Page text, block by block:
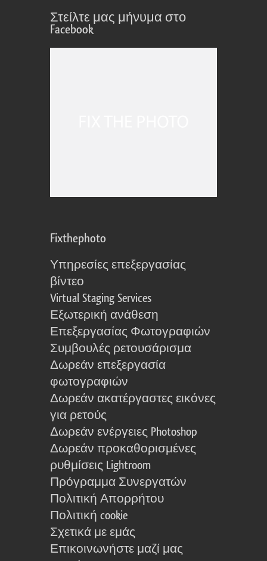
Στείλτε μας μήνυμα στο
Facebook
Fixthephoto
Υπηρεσίες επεξεργασίας
βίντεο
Virtual Staging Services
Εξωτερική ανάθεση
Επεξεργασίας Φωτογραφιών
Συμβουλές ρετουσάρισμα
Δωρεάν επεξεργασία
φωτογραφιών
Δωρεάν ακατέργαστες εικόνες
για ρετούς
Δωρεάν ενέργειες Photoshop
Δωρεάν προκαθορισμένες
ρυθμίσεις Lightroom
Πρόγραμμα Συνεργατών
Πολιτική Απορρήτου
Πολιτική cookie
Σχετικά με εμάς
Επικοινωνήστε μαζί μας